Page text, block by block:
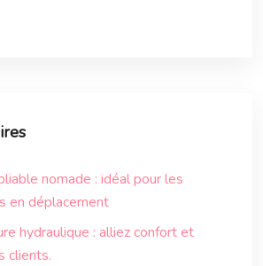
nomade : idéal pour les
en déplacement
hydraulique : alliez confort et
clients.